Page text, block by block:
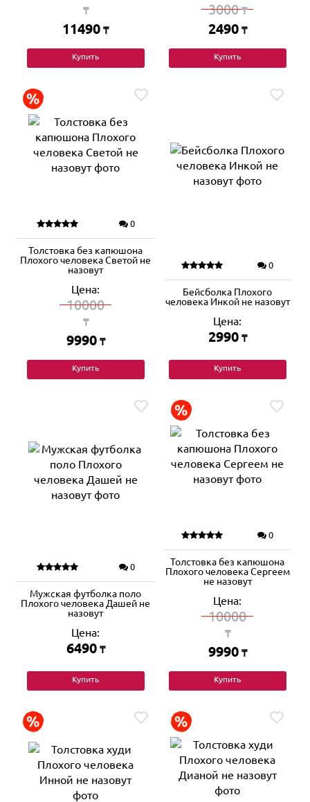
₸
11490 ₸
Купить
3000₸
2490 ₸
Купить
0
Толстовка без капюшона
Плохого человека Светой не
назовут
Цена:
10000
₸
9990 ₸
Купить
0
Бейсболка Плохого
человека Инкой не назовут
Цена:
2990 ₸
Купить
0
Мужская футболка поло
Плохого человека Дашей не
назовут
Цена:
6490 ₸
Купить
0
Толстовка без капюшона
Плохого человека Сергеем
не назовут
Цена:
10000
₸
9990 ₸
Купить